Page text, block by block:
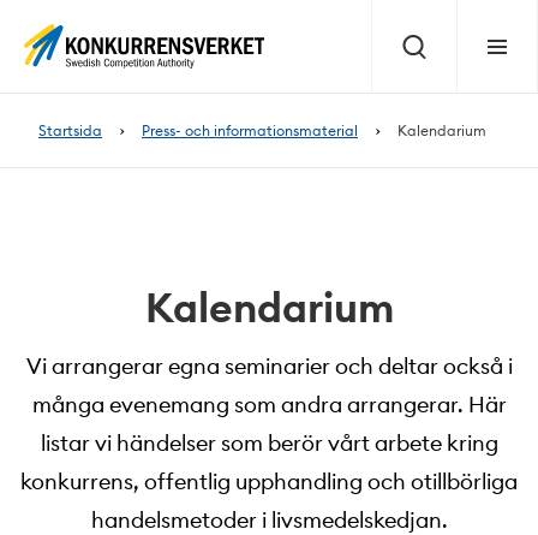
Sök Meny
Startsida Press- och informationsmaterial Kalendarium
Kalendarium
Vi arrangerar egna seminarier och deltar också i
många evenemang som andra arrangerar. Här
listar vi händelser som berör vårt arbete kring
konkurrens, offentlig upphandling och otillbörliga
handelsmetoder i livsmedelskedjan.